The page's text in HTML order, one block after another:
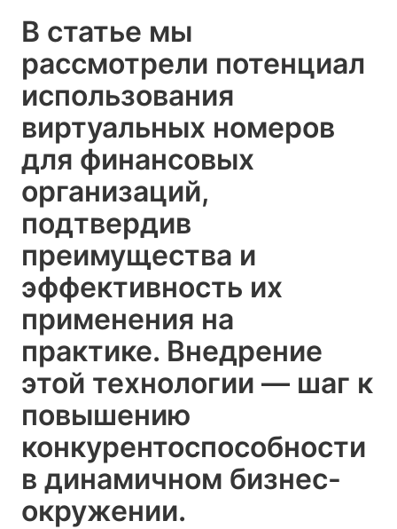
В статье мы
рассмотрели потенциал
использования
виртуальных номеров
для финансовых
организаций,
подтвердив
преимущества и
эффективность их
применения на
практике. Внедрение
этой технологии — шаг к
повышению
конкурентоспособности
в динамичном бизнес-
окружении.